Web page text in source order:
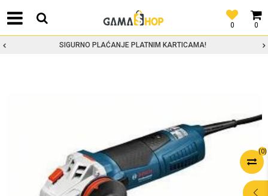
0
0
SIGURNO PLAĆANJE PLATNIM KARTICAMA!
(0)